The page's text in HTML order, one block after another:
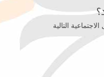
التالية